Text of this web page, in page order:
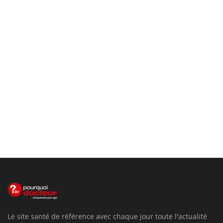
Le site santé de référence avec chaque jour toute l'actualité